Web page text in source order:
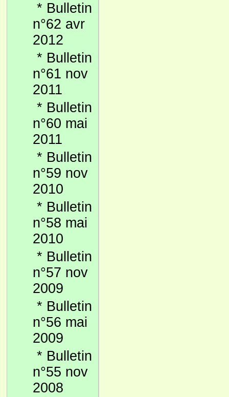
* Bulletin
n°62 avr
2012
* Bulletin
n°61 nov
2011
* Bulletin
n°60 mai
2011
* Bulletin
n°59 nov
2010
* Bulletin
n°58 mai
2010
* Bulletin
n°57 nov
2009
* Bulletin
n°56 mai
2009
* Bulletin
n°55 nov
2008